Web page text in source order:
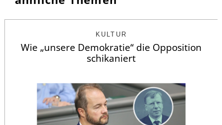
KULTUR
Wie „unsere Demokratie“ die Opposition
schikaniert